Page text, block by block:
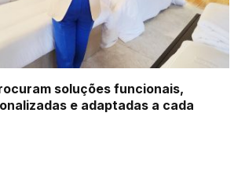
soluções funcionais,
e adaptadas a cada